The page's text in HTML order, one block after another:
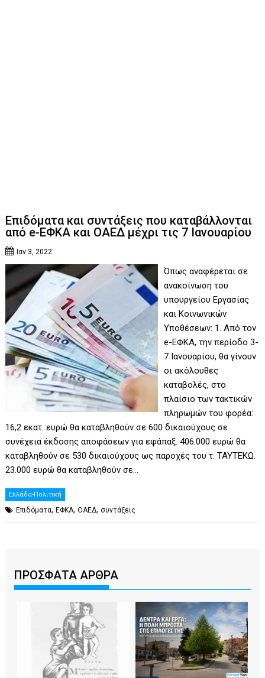
Eπιδόματα και συντάξεις που καταβάλλονται
από e-ΕΦΚΑ και ΟΑΕΔ μέχρι τις 7 Ιανουαρίου
Ιαν 3, 2022
Όπως αναφέρεται σε
ανακοίνωση του
υπουργείου Εργασίας
και Κοινωνικών
Υποθέσεων: 1. Από τον
e-ΕΦΚΑ, την περίοδο 3-
7 Ιανουαρίου, θα γίνουν
οι ακόλουθες
καταβολές, στο
πλαίσιο των τακτικών
πληρωμών του φορέα:
16,2 εκατ. ευρώ θα καταβληθούν σε 600 δικαιούχους σε
συνέχεια έκδοσης αποφάσεων για εφάπαξ. 406.000 ευρώ θα
καταβληθούν σε 530 δικαιούχους ως παροχές του τ. ΤΑΥΤΕΚΩ.
23.000 ευρώ θα καταβληθούν σε…
Ελλάδα-Πολιτική
Eπιδόματα,ΕΦΚΑ,ΟΑΕΔ,συντάξεις
ΠΡΟΣΦΑΤΑ ΑΡΘΡΑ